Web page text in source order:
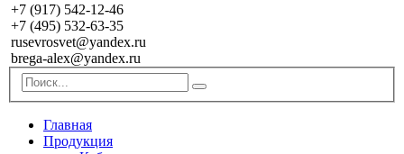
+7 (917) 542-12-46
+7 (495) 532-63-35
rusevrosvet@yandex.ru
brega-alex@yandex.ru
Главная
Продукция